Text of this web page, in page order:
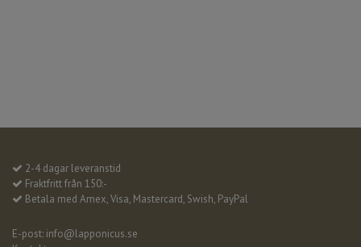
2-4 dagar leveranstid
Fraktfritt från 150:-
Betala med Amex, Visa, Mastercard, Swish, PayPal
E-post: info@lapponicus.se